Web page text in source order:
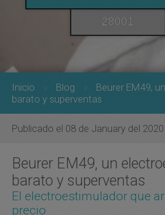
Inicio Blog
Beurer EM49,
barato y superventas
Publicado el 08 de January del 2020
Beurer EM49, un
barato y superventas
El electroestimulador que
precio